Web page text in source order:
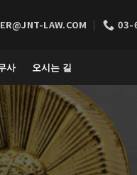
LAW.COM 03-
사 오시는 길